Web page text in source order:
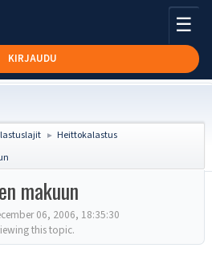
KIRJAUDU
☰
► Heittokalastus
makuun
06, 2006, 18:35:30
this topic.